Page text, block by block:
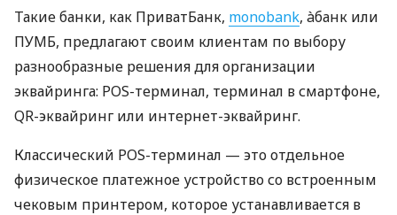
Такие банки, как ПриватБанк, monobank, àбанк или
ПУМБ, предлагают своим клиентам по выбору
разнообразные решения для организации
эквайринга: POS-терминал, терминал в смартфоне,
QR-эквайринг или интернет-эквайринг.
Классический POS-терминал — это отдельное
физическое платежное устройство со встроенным
чековым принтером, которое устанавливается в